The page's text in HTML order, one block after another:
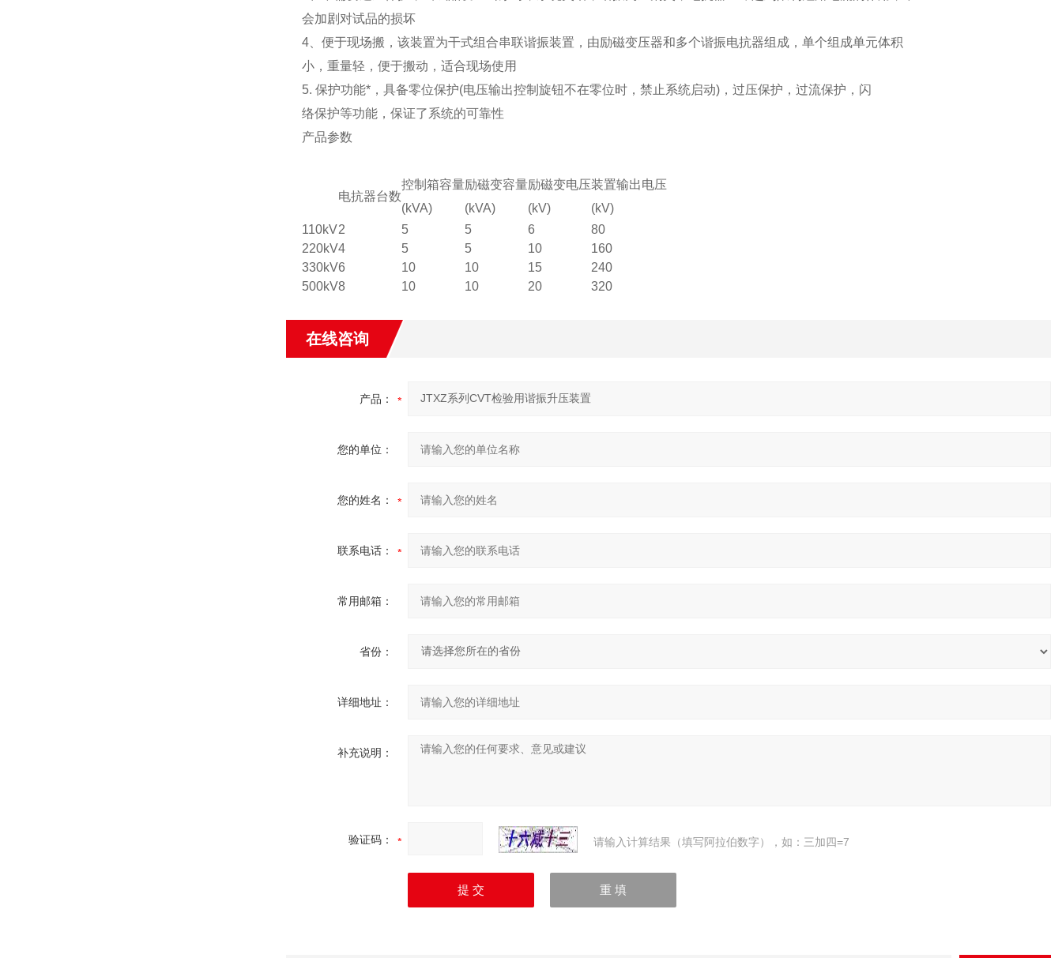
会加剧对试品的损坏
4、便于现场搬，该装置为干式组合串联谐振装置，由励磁变压器和多个谐振电抗器组成，单个组成单元体积
小，重量轻，便于搬动，适合现场使用
5. 保护功能*，具备零位保护(电压输出控制旋钮不在零位时，禁止系统启动)，过压保护，过流保护，闪
络保护等功能，保证了系统的可靠性
产品参数
电抗器台数
控制箱容量
(kVA)
励磁变容量
(kVA)
励磁变电压
(kV)
装置输出电压
(kV)
110kV2 5 5 6
80
220kV4 5 5 10
160
330kV6 10 10 15
240
500kV8 10 10 20 320
在线咨询
产品：
您的单位：
您的姓名：
联系电话：
常用邮箱：
省份：
详细地址：
补充说明：
验证码： 请输入计算结果（填写阿拉伯数字），如：三加四=7